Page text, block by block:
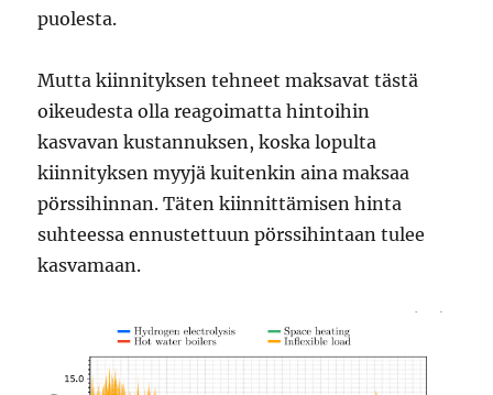
puolesta.
Mutta kiinnityksen tehneet maksavat tästä
oikeudesta olla reagoimatta hintoihin
kasvavan kustannuksen, koska lopulta
kiinnityksen myyjä kuitenkin aina maksaa
pörssihinnan. Täten kiinnittämisen hinta
suhteessa ennustettuun pörssihintaan tulee
kasvamaan.